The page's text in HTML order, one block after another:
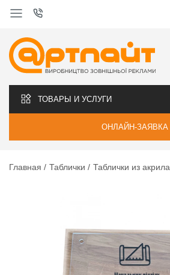
ТОВАРЫ И УСЛУГИ
ОНЛАЙН-ЗАЯВКА
Главная Таблички Таблички из акрила